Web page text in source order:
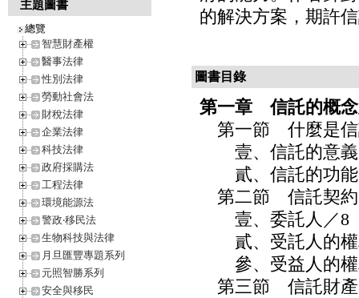
主題圖書
總覽
智慧財產權
醫事法律
性別法律
勞動社會法
財稅法律
企業法律
科技法律
政府採購法
工程法律
環境能源法
警政‧移民法
生物科技與法律
月旦匯豐專題系列
元照智勝系列
安全與移民
的解決方案，期許
圖書目錄
第一章 信託的概念
第一節 什麼是信
壹、信託的意義
貳、信託的功能
第二節 信託契約
壹、委託人／8
貳、受託人的權
參、受益人的權
第三節 信託財產